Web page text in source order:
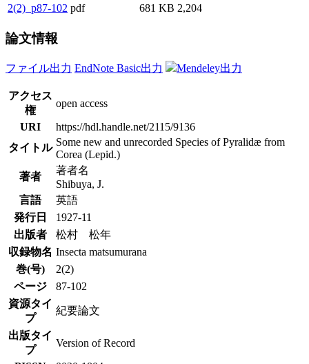
2(2)_p87-102 pdf 681 KB 2,204
論文情報
ファイル出力 EndNote Basic出力 Mendeley出力
アクセス
権
open access
URI
https://hdl.handle.net/2115/9136
タイトル Some new and unrecorded Species of Pyralidæ from
Corea (Lepid.)
著者
著者名
Shibuya, J.
言語
英語
発行日
1927-11
出版者
松村 松年
収録物名 Insecta matsumurana
巻(号)
2(2)
ページ
87-102
資源タイ
プ
紀要論文
出版タイ
プ
Version of Record